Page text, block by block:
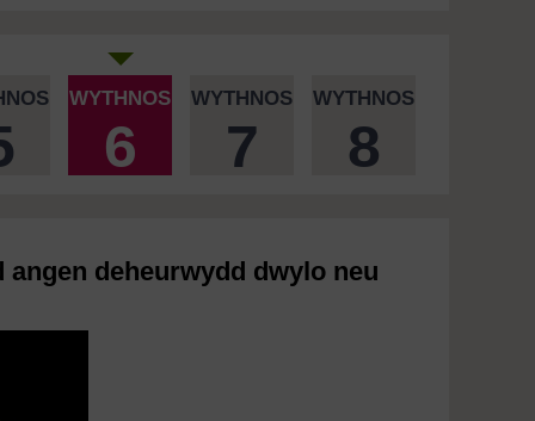
WYTHNOS
6
WYTHNOS
7
WYTHNOS
8
deheurwydd dwylo neu